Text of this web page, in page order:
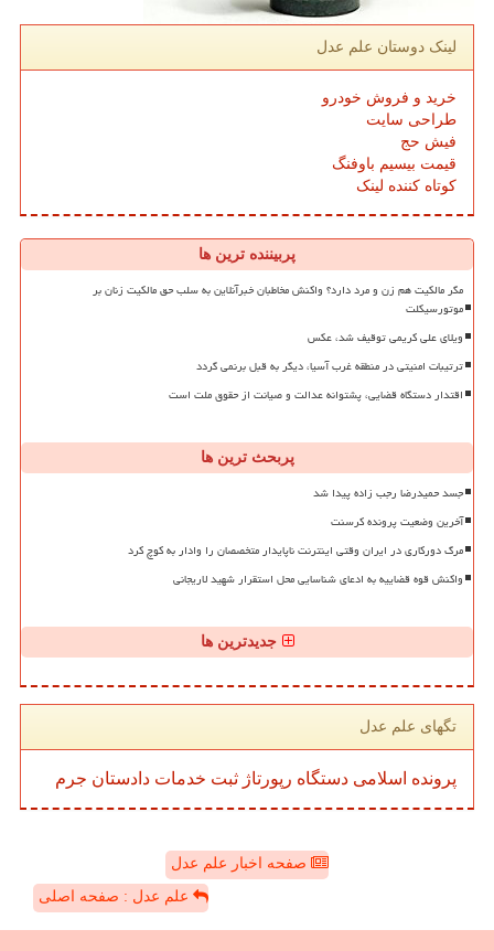
لینک دوستان علم عدل
خرید و فروش خودرو
طراحی سایت
فیش حج
قیمت بیسیم باوفنگ
کوتاه کننده لینک
پربیننده ترین ها
مگر مالکیت هم زن و مرد دارد؟ واکنش مخاطبان خبرآنلاین به سلب حق مالکیت زنان بر
موتورسیکلت
ویلای علی کریمی توقیف شد، عکس
ترتیبات امنیتی در منطقه غرب آسیا، دیگر به قبل برنمی گردد
اقتدار دستگاه قضایی، پشتوانه عدالت و صیانت از حقوق ملت است
پربحث ترین ها
جسد حمیدرضا رجب زاده پیدا شد
آخرین وضعیت پرونده کرسنت
مرگ دورکاری در ایران وقتی اینترنت ناپایدار متخصصان را وادار به کوچ کرد
واکنش قوه قضاییه به ادعای شناسایی محل استقرار شهید لاریجانی
جدیدترین ها
تگهای علم عدل
پرونده اسلامی دستگاه رپورتاژ ثبت خدمات دادستان جرم
صفحه اخبار علم عدل
علم عدل : صفحه اصلی